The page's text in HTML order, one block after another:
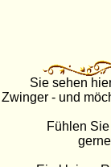
Sie sehen
Zwinger - und
Fühlen